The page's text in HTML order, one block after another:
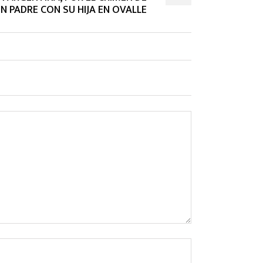
PADRE CON SU HIJA EN OVALLE